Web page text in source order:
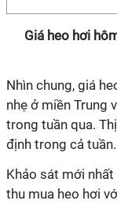
Giá heo hơi
Nhìn chung, giá
nhẹ ở miền Trung
trong tuần qua.
định trong cả tuần.
Khảo sát mới
thu mua heo hơi